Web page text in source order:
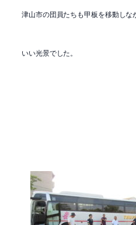
津山市の団員たちも甲板を移動しな
いい光景でした。